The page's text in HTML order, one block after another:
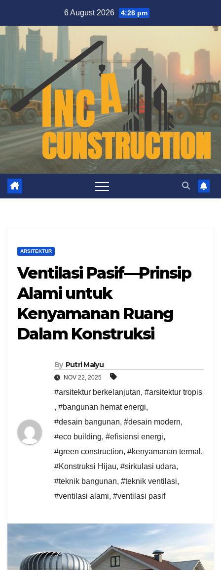
content
6 August 2026 4:28 pm
ARSITEKTUR
Ventilasi Pasif—Prinsip
Alami untuk
Kenyamanan Ruang
Dalam Konstruksi
By Putri Malyu
NOV 22, 2025
#arsitektur berkelanjutan, #arsitektur tropis
, #bangunan hemat energi,
#desain bangunan, #desain modern,
#eco building, #efisiensi energi,
#green construction, #kenyamanan termal ,
#Konstruksi Hijau, #sirkulasi udara,
#teknik bangunan, #teknik ventilasi,
#ventilasi alami, #ventilasi pasif